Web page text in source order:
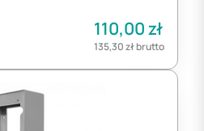
110,00zł
135,30złbrutto